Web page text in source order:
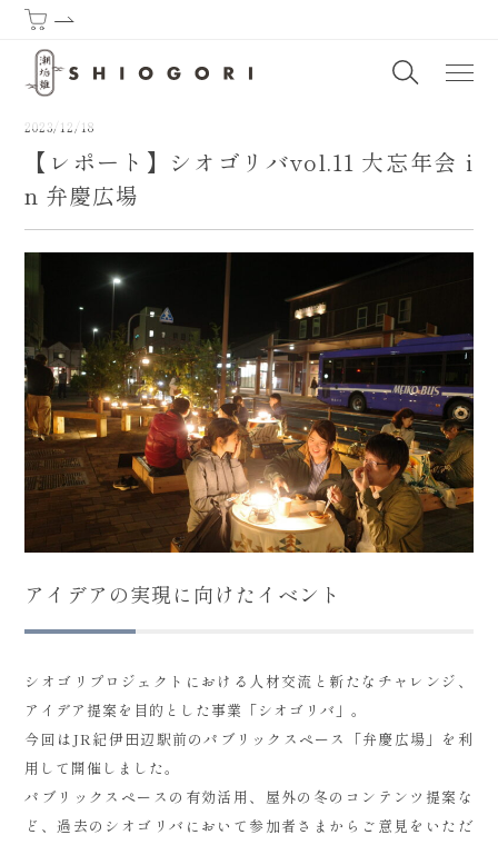
潮垢離からはじまる熊野古道 | SHIOGORI (Purification by the
2023/12/18
【レポート】シオゴリバvol.11 大忘年会 i
n 弁慶広場
アイデアの実現に向けたイベント
シオゴリプロジェクトにおける人材交流と新たなチャレンジ、
アイデア提案を目的とした事業「シオゴリバ」。
今回はJR紀伊田辺駅前のパブリックスペース「弁慶広場」を利
用して開催しました。
パブリックスペースの有効活用、屋外の冬のコンテンツ提案な
ど、過去のシオゴリバにおいて参加者さまからご意見をいただ